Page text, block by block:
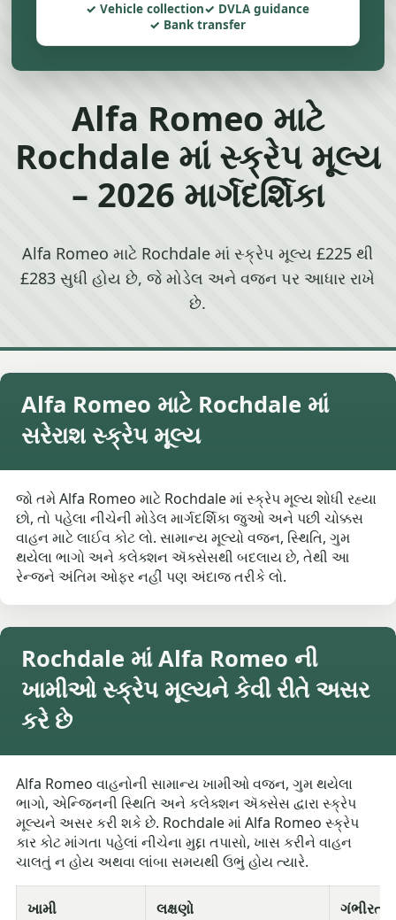
Vehicle collection
DVLA guidance
Bank transfer
Alfa Romeo માટે
Rochdale માં સ્ક્રેપ મૂલ્ય
– 2026 માર્ગદર્શિકા
Alfa Romeo માટે Rochdale માં સ્ક્રેપ મૂલ્ય £225 થી
£283 સુધી હોય છે, જે મોડેલ અને વજન પર આધાર રાખે
છે.
Alfa Romeo માટે Rochdale માં
સરેરાશ સ્ક્રેપ મૂલ્ય
જો તમે Alfa Romeo માટે Rochdale માં સ્ક્રેપ મૂલ્ય શોધી રહ્યા
છો, તો પહેલા નીચેની મોડેલ માર્ગદર્શિકા જુઓ અને પછી ચોક્કસ
વાહન માટે લાઈવ કોટ લો. સામાન્ય મૂલ્યો વજન, સ્થિતિ, ગુમ
થયેલા ભાગો અને કલેક્શન ઍક્સેસથી બદલાય છે, તેથી આ
રેન્જને અંતિમ ઓફર નહીં પણ અંદાજ તરીકે લો.
Rochdale માં Alfa Romeo ની
ખામીઓ સ્ક્રેપ મૂલ્યને કેવી રીતે અસર
કરે છે
Alfa Romeo વાહનોની સામાન્ય ખામીઓ વજન, ગુમ થયેલા
ભાગો, એન્જિનની સ્થિતિ અને કલેક્શન ઍક્સેસ દ્વારા સ્ક્રેપ
મૂલ્યને અસર કરી શકે છે. Rochdale માં Alfa Romeo સ્ક્રેપ
કાર કોટ માંગતા પહેલાં નીચેના મુદ્દા તપાસો, ખાસ કરીને વાહન
ચાલતું ન હોય અથવા લાંબા સમયથી ઉભું હોય ત્યારે.
ખામી લક્ષણો ગંભીરતા